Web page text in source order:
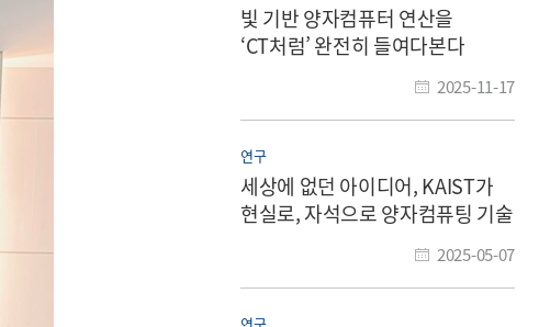
빛 기반 양자컴퓨터 연산을
‘CT처럼’ 완전히 들여다본다
2025-11-17
연구
세상에 없던 아이디어, KAIST가
현실로, 자석으로 양자컴퓨팅 기술
2025-05-07
연구